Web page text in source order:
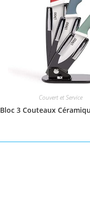
Couvert et Service
Bloc 3 Couteaux